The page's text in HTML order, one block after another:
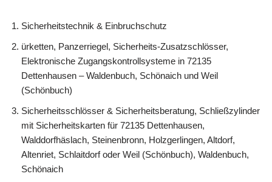
Sicherheitstechnik & Einbruchschutz
ürketten, Panzerriegel, Sicherheits-Zusatzschlösser,
Elektronische Zugangskontrollsysteme in 72135
Dettenhausen – Waldenbuch, Schönaich und Weil
(Schönbuch)
Sicherheitsschlösser & Sicherheitsberatung, Schließzylinder
mit Sicherheitskarten für 72135 Dettenhausen,
Walddorfhäslach, Steinenbronn, Holzgerlingen, Altdorf,
Altenriet, Schlaitdorf oder Weil (Schönbuch), Waldenbuch,
Schönaich